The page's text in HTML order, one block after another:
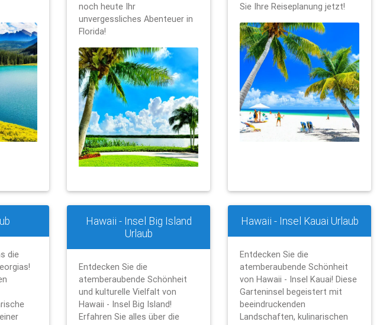
noch heute Ihr
unvergessliches Abenteuer in
Florida!
Sie Ihre Reiseplanung jetzt!
die
Hawaii - Insel Big Island
Urlaub
Entdecken Sie die
atemberaubende Schönheit
und kulturelle Vielfalt von
Hawaii - Insel Big Island!
Erfahren Sie alles über die
Hawaii - Insel Kauai Urlaub
Entdecken Sie die
atemberaubende Schönheit
von Hawaii - Insel Kauai! Diese
Garteninsel begeistert mit
beeindruckenden
Landschaften, kulinarischen